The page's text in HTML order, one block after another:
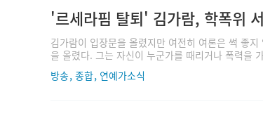
'르세라핌 탈퇴' 김가람, 학폭위
김가람이 입장문을 올렸지만 여전히 여론은 썩 좋
을 올렸다. 그는 자신이 누군가를 때리거나 폭력을
방송, 종합, 연예가소식